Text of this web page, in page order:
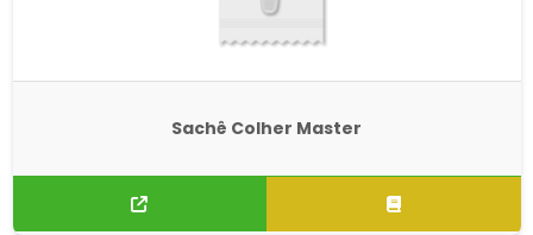
Sachê Colher Master